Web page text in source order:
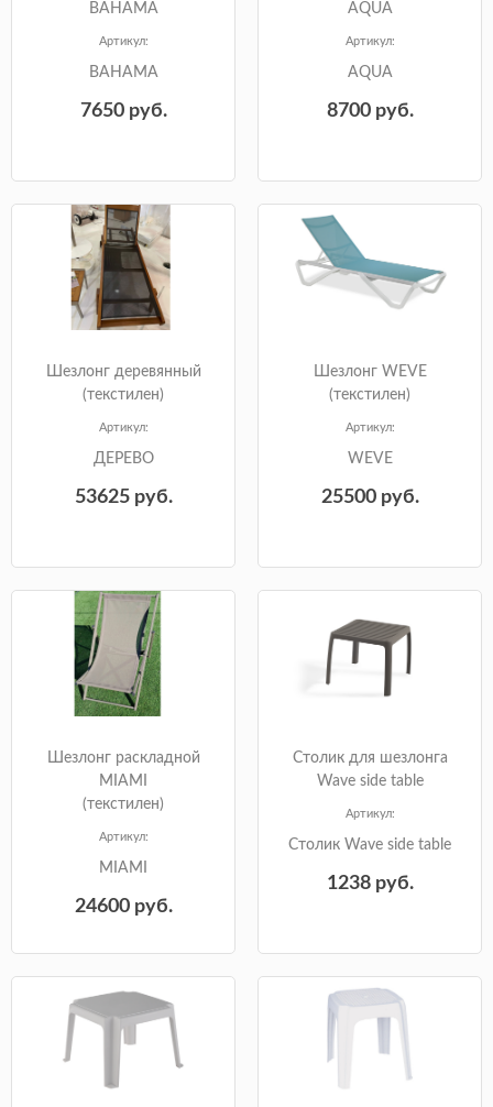
BAHAMA
Артикул:
BAHAMA
7650руб.
AQUA
Артикул:
AQUA
8700руб.
Шезлонг деревянный
(текстилен)
Артикул:
ДЕРЕВО
53625руб.
Шезлонг WEVE
(текстилен)
Артикул:
WEVE
25500руб.
Шезлонг раскладной
MIAMI
(текстилен)
Артикул:
MIAMI
24600руб.
Столик для шезлонга
Wave side table
Артикул:
Столик Wave side table
1238руб.